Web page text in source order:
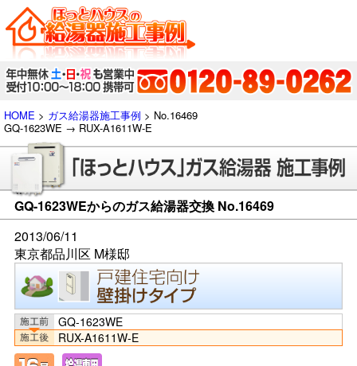
HOME > ガス給湯器施工事例 > No.16469
GQ-1623WE → RUX-A1611W-E
GQ-1623WEからのガス給湯器交換 No.16469
2013/06/11
東京都品川区 M様邸
GQ-1623WE
RUX-A1611W-E